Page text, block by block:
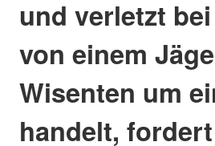
und verletzt
von einem
Wisenten um
handelt,